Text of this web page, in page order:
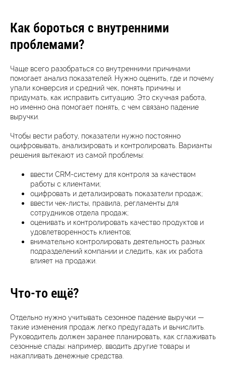
Как бороться с внутренними
проблемами?
Чаще всего разобраться со внутренними причинами
помогает анализ показателей. Нужно оценить, где и почему
упали конверсия и средний чек, понять причины и
придумать, как исправить ситуацию. Это скучная работа,
но именно она помогает понять, с чем связано падение
выручки.
Чтобы вести работу, показатели нужно постоянно
оцифровывать, анализировать и контролировать. Варианты
решения вытекают из самой проблемы:
ввести CRM-систему для контроля за качеством
работы с клиентами;
оцифровать и детализировать показатели продаж;
ввести чек-листы, правила, регламенты для
сотрудников отдела продаж;
оценивать и контролировать качество продуктов и
удовлетворенность клиентов;
внимательно контролировать деятельность разных
подразделений компании и следить, как их работа
влияет на продажи.
Что-то ещё?
Отдельно нужно учитывать сезонное падение выручки —
такие изменения продаж легко предугадать и вычислить.
Руководитель должен заранее планировать, как сглаживать
сезонные спады: например, вводить другие товары и
накапливать денежные средства.